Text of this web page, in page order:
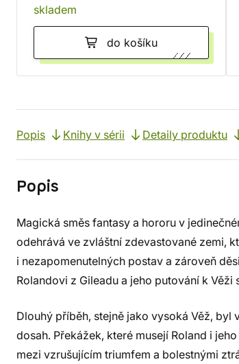
skladem
do košíku
Popis Knihy v sérii Detaily produktu
Popis
Magická směs fantasy a hororu v
odehrává ve zvláštní zdevastované zemi,
i nezapomenutelných postav a zároveň
Rolandovi z Gileadu a jeho putování k Věži
Dlouhý příběh, stejně jako vysoká Věž, byl
dosah. Překážek, které musejí Roland i
mezi vzrušujícím triumfem a bolestnými